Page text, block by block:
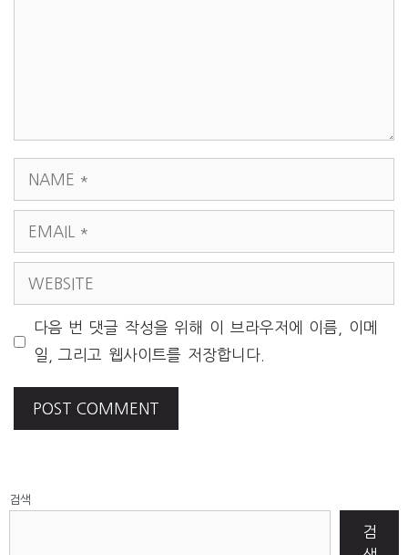
NAME
EMAIL
WEBSITE
다음 번 댓글 작성을 위해 이 브라우저에 이름, 이메
일, 그리고 웹사이트를 저장합니다.
검색
검